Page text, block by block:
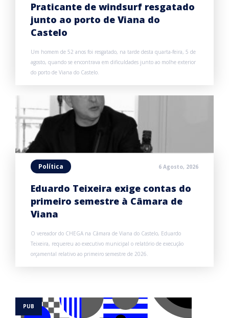
Praticante de windsurf resgatado
junto ao porto de Viana do
Castelo
Um homem de 52 anos foi resgatado, na tarde desta quarta-feira, 5 de
agosto, quando se encontrava em dificuldades junto ao molhe exterior
do porto de Viana do Castelo.
Política 6 Agosto, 2026
Eduardo Teixeira exige contas do
primeiro semestre à Câmara de
Viana
O vereador do CHEGA na Câmara de Viana do Castelo, Eduardo
Teixeira, requereu ao executivo municipal o relatório de execução
orçamental relativo ao primeiro semestre de 2026.